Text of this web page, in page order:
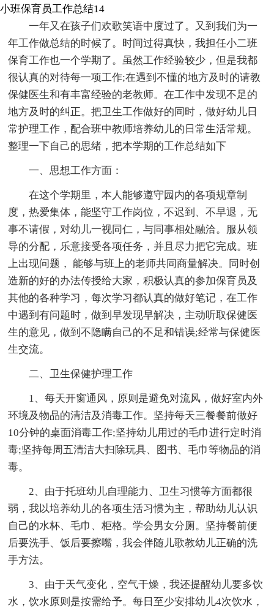
小班保育员工作总结14
一年又在孩子们欢歌笑语中度过了。又到我们为一
年工作做总结的时候了。时间过得真快，我担任小二班
保育工作也一个学期了。虽然工作经验较少，但是我都
很认真的对待每一项工作;在遇到不懂的地方及时的请教
保健医生和有丰富经验的老教师。在工作中发现不足的
地方及时的纠正。把卫生工作做好的同时，做好幼儿日
常护理工作，配合班中教师培养幼儿的日常生活常规。
整理一下自己的思绪，把本学期的工作总结如下
一、思想工作方面：
在这个学期里，本人能够遵守园内的各项规章制
度，热爱集体，能坚守工作岗位，不迟到、不早退，无
事不请假，对幼儿一视同仁，与同事相处融洽。服从领
导的分配，乐意接受各项任务，并且尽力把它完成。班
上出现问题， 能够与班上的老师共同商量解决。同时创
造新的好的办法传授给大家，积极认真的参加保育员及
其他的各种学习，每次学习都认真的做好笔记，在工作
中遇到有问题时，做到早发现早解决，主动听取保健医
生的意见，做到不隐瞒自己的不足和错误;经常与保健医
生交流。
二、卫生保健护理工作
1、每天开窗通风，原则是避免对流风，做好室内外
环境及物品的清洁及消毒工作。坚持每天三餐餐前做好
10分钟的桌面消毒工作;坚持幼儿用过的毛巾进行定时消
毒;坚持每周五清洁大扫除玩具、图书、毛巾等物品的消
毒。
2、由于托班幼儿自理能力、卫生习惯等方面都很
弱，我以培养幼儿的各项生活习惯为主，帮助幼儿认识
自己的水杯、毛巾、柜格。学会男女分厕。坚持餐前便
后要洗手、饭后要擦嘴，我会伴随儿歌教幼儿正确的洗
手方法。
3、由于天气变化，空气干燥，我还提醒幼儿要多饮
水，饮水原则是按需给予。每日至少安排幼儿4次饮水，